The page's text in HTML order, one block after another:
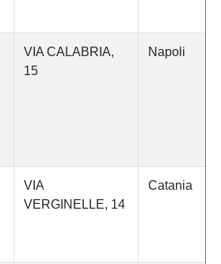
VIA CALABRIA,
15
Napoli
VIA
VERGINELLE, 14
Catania